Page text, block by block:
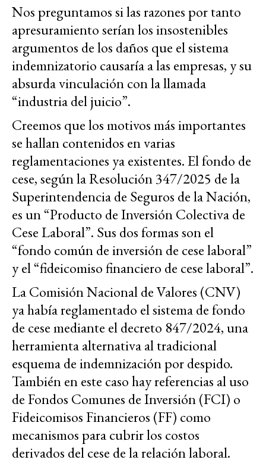
Nos preguntamos si las razones por tanto
apresuramiento serían los insostenibles
argumentos de los daños que el sistema
indemnizatorio causaría a las empresas, y su
absurda vinculación con la llamada
“industria del juicio”.
Creemos que los motivos más importantes
se hallan contenidos en varias
reglamentaciones ya existentes. El fondo de
cese, según la Resolución 347/2025 de la
Superintendencia de Seguros de la Nación,
es un “Producto de Inversión Colectiva de
Cese Laboral”. Sus dos formas son el
“fondo común de inversión de cese laboral”
y el “fideicomiso financiero de cese laboral”.
La Comisión Nacional de Valores (CNV)
ya había reglamentado el sistema de fondo
de cese mediante el decreto 847/2024, una
herramienta alternativa al tradicional
esquema de indemnización por despido.
También en este caso hay referencias al uso
de Fondos Comunes de Inversión (FCI) o
Fideicomisos Financieros (FF) como
mecanismos para cubrir los costos
derivados del cese de la relación laboral.